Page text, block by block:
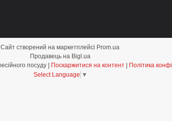
Сайт створений на маркетплейсі Prom.ua
Продавець на Bigl.ua
Поскаржитися на контент
Політика
Select Language ▼